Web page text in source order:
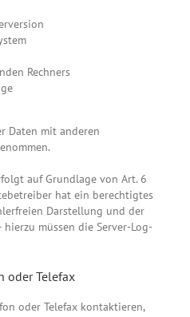
Rechners
Daten mit anderen
auf Grundlage von Art. 6
hat ein berechtigtes
Darstellung und der
müssen die Server-Log-
oder Telefax
oder Telefax kontaktieren,